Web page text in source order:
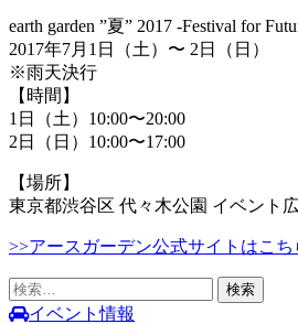
earth garden ”夏” 2017 -Festival for
2017年7月1日（土）〜 2日（日）
※雨天決行
【時間】
1日（土）10:00〜20:00
2日（日）10:00〜17:00
【場所】
東京都渋谷区 代々木公園 イベント
>>アースガーデン公式サイトはこち
検
索:イベント情報